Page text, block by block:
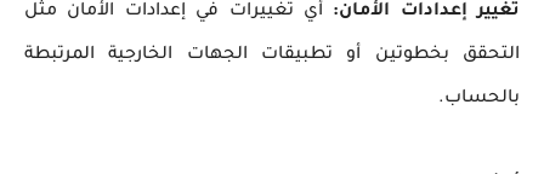
تغيير إعدادات الأمان: أي تغييرات في إعدادات الأمان مثل
التحقق بخطوتين أو تطبيقات الجهات الخارجية المرتبطة
بالحساب.